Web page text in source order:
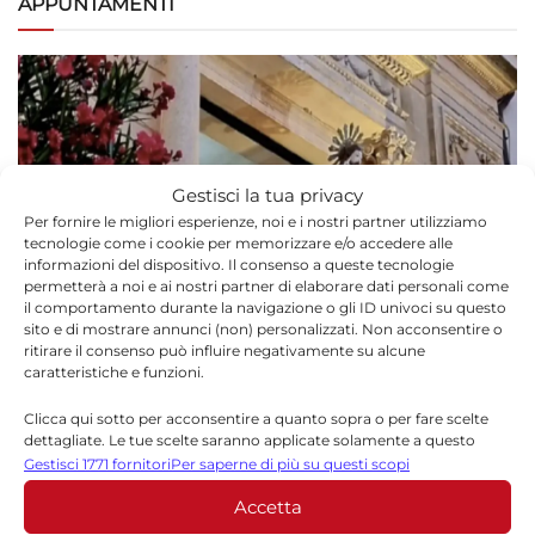
Gestisci la tua privacy
Per fornire le migliori esperienze, noi e i nostri partner utilizziamo
tecnologie come i cookie per memorizzare e/o accedere alle
informazioni del dispositivo. Il consenso a queste tecnologie
permetterà a noi e ai nostri partner di elaborare dati personali come
il comportamento durante la navigazione o gli ID univoci su questo
sito e di mostrare annunci (non) personalizzati. Non acconsentire o
ritirare il consenso può influire negativamente su alcune
caratteristiche e funzioni.
Clicca qui sotto per acconsentire a quanto sopra o per fare scelte
dettagliate. Le tue scelte saranno applicate solamente a questo
sito. È possibile modificare le impostazioni in qualsiasi momento,
compreso il ritiro del consenso, utilizzando i pulsanti della Cookie
Policy o cliccando sul pulsante di gestione del consenso nella parte
inferiore dello schermo.
Gestisci 1771 fornitoriPer saperne di più su questi scopi
Accetta
Santissimo Salvatore a Chiaramonte Gulfi, la
processione e il programma completo